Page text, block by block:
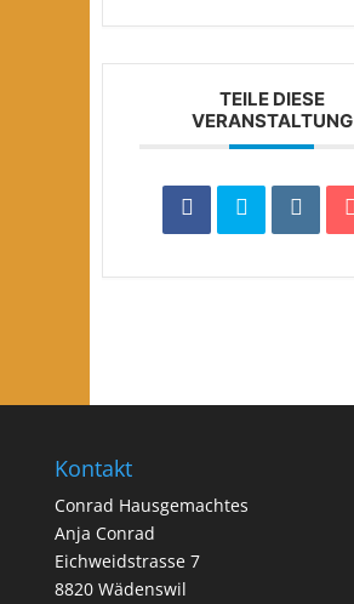
TEILE DIESE
VERANSTALTUNG
Kontakt
Conrad Hausgemachtes
Anja Conrad
Eichweidstrasse 7
8820 Wädenswil